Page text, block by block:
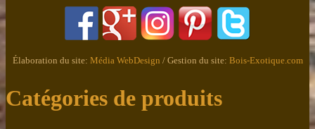
Élaboration du site: Média WebDesign / Gestion du site: Bois-Exotique.com
Catégories de produits